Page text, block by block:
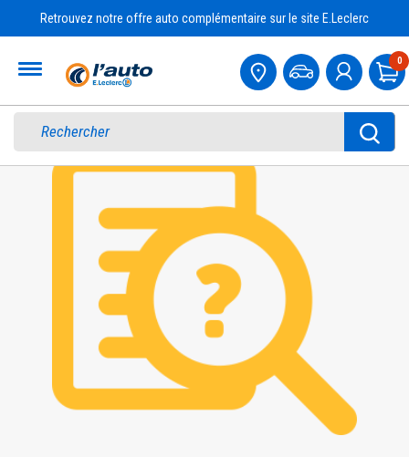
Retrouvez notre offre auto complémentaire sur le site E.Leclerc
0